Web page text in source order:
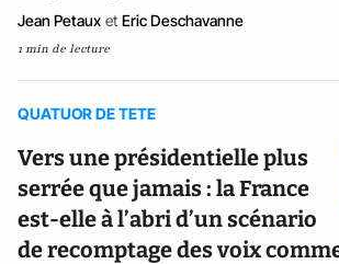
Jean Petaux et Eric Deschavanne
1 min de lecture
QUATUOR DE TETE
Vers une présidentielle plus
serrée que jamais : la France
est-elle à l’abri d’un scénario
de recomptage des voix